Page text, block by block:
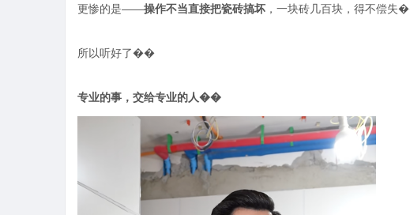
更惨的是——操作不当直接把瓷砖搞坏 ，一块砖几百块，得不偿失
所以听好了��
专业的事，交给专业的人��